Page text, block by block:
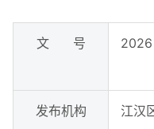
文 号 2026
发布机构
江汉